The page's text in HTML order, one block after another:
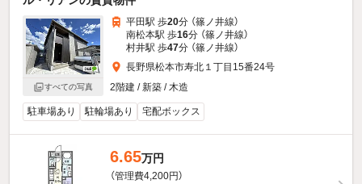
すべての写真
平田駅 歩20分 （篠ノ井線）
南松本駅 歩16分 （篠ノ井線）
村井駅 歩47分 （篠ノ井線）
長野県松本市寿北１丁目15番24号
2階建 / 新築 / 木造
駐車場あり 駐輪場あり 宅配ボックス
6.65万円
（管理費4,200円）